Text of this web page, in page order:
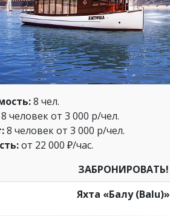
8 чел.
8 человек от 3 000 р/чел.
8 человек от 3 000 р/чел.
от 22 000 ₽/час.
ЗАБРОНИРОВАТЬ!
Яхта «Балу (Balu)»